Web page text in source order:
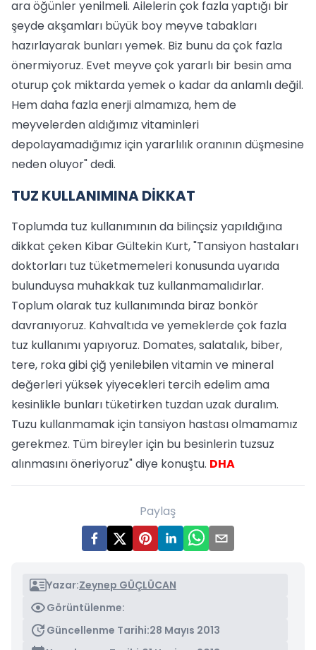
ara öğünler yenilmeli. Ailelerin çok fazla yaptığı bir
şeyde akşamları büyük boy meyve tabakları
hazırlayarak bunları yemek. Biz bunu da çok fazla
önermiyoruz. Evet meyve çok yararlı bir besin ama
oturup çok miktarda yemek o kadar da anlamlı değil.
Hem daha fazla enerji almamıza, hem de
meyvelerden aldığımız vitaminleri
depolayamadığımız için yararlılık oranının düşmesine
neden oluyor" dedi.
TUZ KULLANIMINA DİKKAT
Toplumda tuz kullanımının da bilinçsiz yapıldığına
dikkat çeken Kibar Gültekin Kurt, "Tansiyon hastaları
doktorları tuz tüketmemeleri konusunda uyarıda
bulunduysa muhakkak tuz kullanmamalıdırlar.
Toplum olarak tuz kullanımında biraz bonkör
davranıyoruz. Kahvaltıda ve yemeklerde çok fazla
tuz kullanımı yapıyoruz. Domates, salatalık, biber,
tere, roka gibi çiğ yenilebilen vitamin ve mineral
değerleri yüksek yiyecekleri tercih edelim ama
kesinlikle bunları tüketirken tuzdan uzak duralım.
Tuzu kullanmamak için tansiyon hastası olmamamız
gerekmez. Tüm bireyler için bu besinlerin tuzsuz
alınmasını öneriyoruz" diye konuştu. DHA
Paylaş
Yazar:Zeynep GÜÇLÜCAN
Görüntülenme:
Güncellenme Tarihi:28 Mayıs 2013